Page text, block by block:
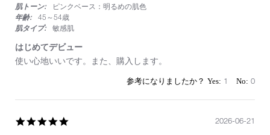
rating
肌トーン:
ピンクベース：明るめの肌色
年齢:
45～54歳
肌タイプ:
敏感肌
はじめてデビュー
Review
Jun
review
め
デ
使い心地いいです。また、購入します。
1 0
2026-06-21